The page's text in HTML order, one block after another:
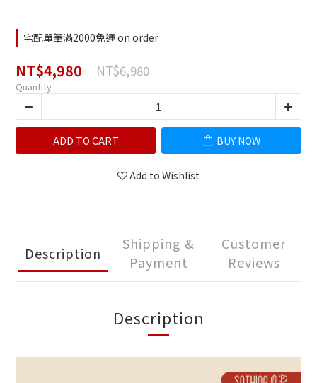
宅配單筆滿2000免運 on order
NT$4,980 NT$6,980
Quantity
ADD TO CART BUY NOW
Add to Wishlist
Description
Shipping &
Payment
Customer
Reviews
Description